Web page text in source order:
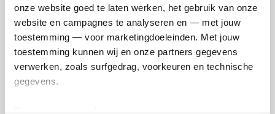
onze website goed te laten werken, het gebruik van onze
website en campagnes te analyseren en — met jouw
toestemming — voor marketingdoeleinden. Met jouw
toestemming kunnen wij en onze partners gegevens
verwerken, zoals surfgedrag, voorkeuren en technische
gegevens.